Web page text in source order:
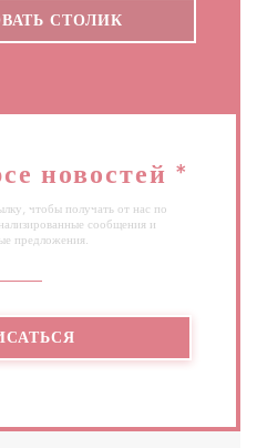
СТОЛИК
новостей *
чтобы получать от нас по
сообщения и
предложения.